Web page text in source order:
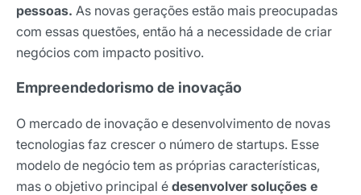
pessoas. As novas gerações estão mais preocupadas
com essas questões, então há a necessidade de criar
negócios com impacto positivo.
Empreendedorismo de inovação
O mercado de inovação e desenvolvimento de novas
tecnologias faz crescer o número de startups. Esse
modelo de negócio tem as próprias características,
mas o objetivo principal é desenvolver soluções e